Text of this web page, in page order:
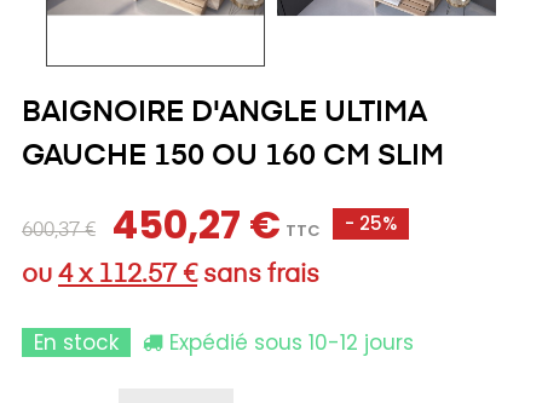
BAIGNOIRE D'ANGLE ULTIMA
GAUCHE 150 OU 160 CM SLIM
600,37 € 450,27 € TTC - 25%
ou 4 x 112.57 €sans frais
En stock Expédié sous 10-12 jours